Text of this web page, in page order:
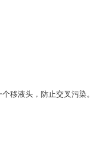
移液头，防止交叉污染。